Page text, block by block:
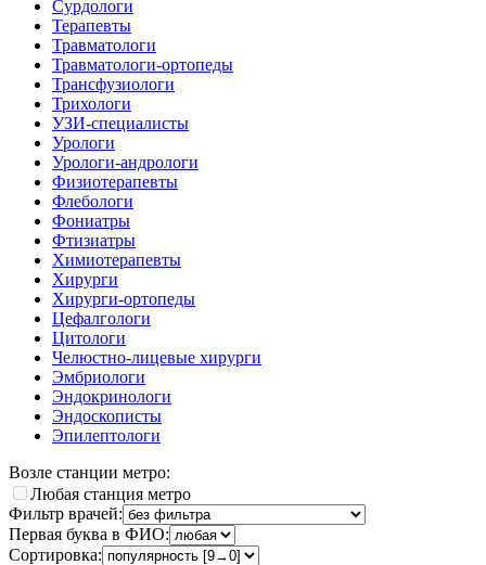
Сурдологи
Терапевты
Травматологи
Травматологи-ортопеды
Трансфузиологи
Трихологи
УЗИ-специалисты
Урологи
Урологи-андрологи
Физиотерапевты
Флебологи
Фониатры
Фтизиатры
Химиотерапевты
Хирурги
Хирурги-ортопеды
Цефалгологи
Цитологи
Челюстно-лицевые хирурги
Эмбриологи
Эндокринологи
Эндоскописты
Эпилептологи
Возле станции метро:
Любая станция метро
Фильтр врачей:
Первая буква в ФИО:
Сортировка: